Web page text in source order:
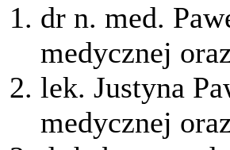
dr n. med.
medycznej
lek. Justyna
medycznej